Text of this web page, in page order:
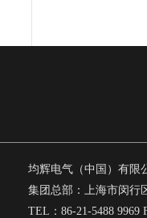
均辉电气（中国）有限
集团总部：上海市闵行
TEL：86-21-5488 9969